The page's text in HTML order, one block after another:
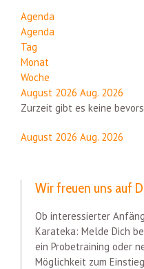
Agenda
Agenda
Tag
Monat
Woche
August 2026 Aug. 2026
Zurzeit gibt es keine
August 2026 Aug. 2026
Wir freuen uns auf
Ob interessierter
Karateka: Melde Dich
ein Probetraining oder
Möglichkeit zum